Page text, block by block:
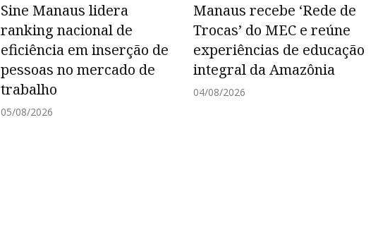
Sine Manaus lidera
ranking nacional de
eficiência em inserção de
pessoas no mercado de
trabalho
05/08/2026
Manaus recebe ‘Rede de
Trocas’ do MEC e reúne
experiências de educação
integral da Amazônia
04/08/2026